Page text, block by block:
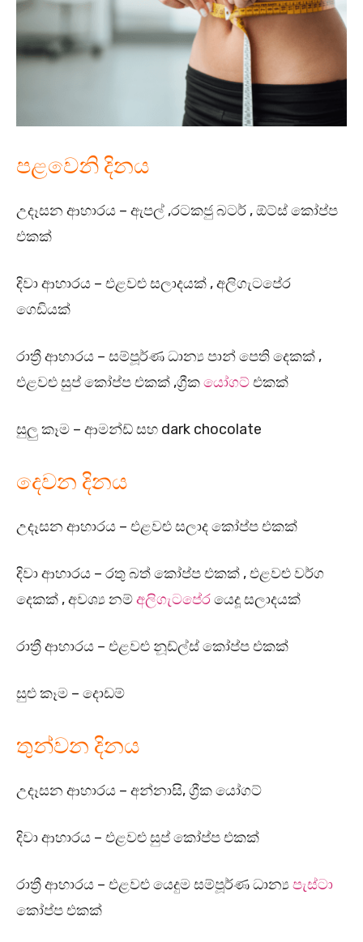
පළවෙනි දිනය
උදෑසන ආහාරය – ඇපල් ,රටකජු බටර් , ඕට්ස් කෝප්ප
එකක්
දිවා ආහාරය – එළවළු සලාදයක් , අලිගැටපේර
ගෙඩියක්
රාත්‍රී ආහාරය – සම්පූර්ණ ධාන්‍ය පාන් පෙති දෙකක් ,
එළවළු සුප් කෝප්ප එකක් ,ග්‍රීකයෝගට්එකක්
සුලු කෑම – ආමන්ඩ් සහ dark chocolate
දෙවන දිනය
උදෑසන ආහාරය – එළවළු සලාද කෝප්ප එකක්
දිවා ආහාරය – රතු බත් කෝප්ප එකක් , එළවළු වර්ග
දෙකක් , අවශ්‍ය නම්අලිගැටපේරයෙදූ සලාදයක්
රාත්‍රී ආහාරය – එළවළු නූඩ්ල්ස් කෝප්ප එකක්
සුළු කෑම – දොඩම්
තුන්වන දිනය
උදෑසන ආහාරය – අන්නාසි, ග්‍රීක යෝගට්
දිවා ආහාරය – එළවළු සුප් කෝප්ප එකක්
රාත්‍රී ආහාරය – එළවළු යෙදුම සම්පූර්ණ ධාන්‍යපැස්ටා
කෝප්ප එකක්